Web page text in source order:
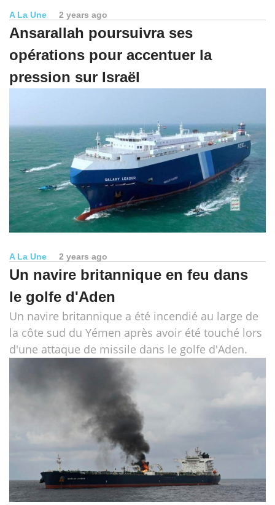
A La Une 2 years ago
Ansarallah poursuivra ses
opérations pour accentuer la
pression sur Israël
A La Une 2 years ago
Un navire britannique en feu dans
le golfe d'Aden
Un navire britannique a été incendié au large de
la côte sud du Yémen après avoir été touché lors
d'une attaque de missile dans le golfe d'Aden.